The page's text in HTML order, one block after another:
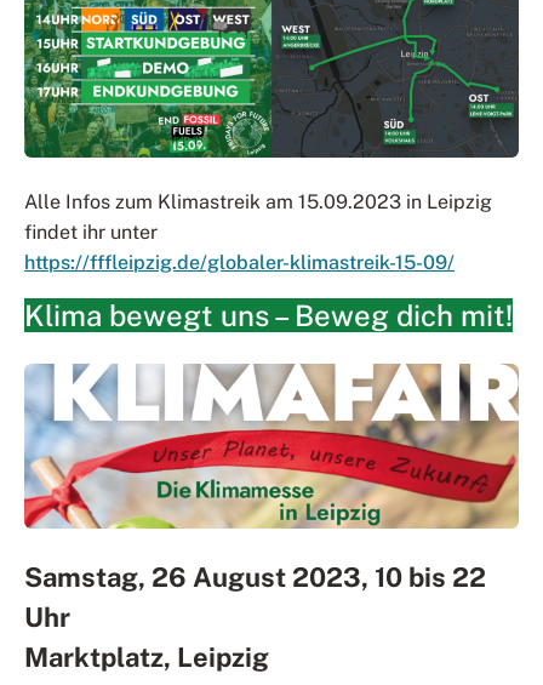
Alle Infos zum Klimastreik am 15.09.2023 in Leipzig
findet ihr unter
https://fffleipzig.de/globaler-klimastreik-15-09/
Klima bewegt uns – Beweg dich mit!
Samstag, 26 August 2023, 10 bis 22
Uhr
Marktplatz, Leipzig